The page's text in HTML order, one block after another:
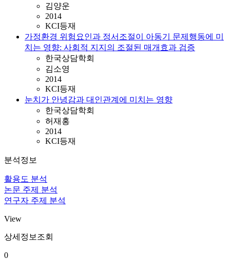
김양운
2014
KCI등재
가정환경 위험요인과 정서조절이 아동기 문제행동에 미
치는 영향: 사회적 지지의 조절된 매개효과 검증
한국상담학회
김소영
2014
KCI등재
눈치가 안녕감과 대인관계에 미치는 영향
한국상담학회
허재홍
2014
KCI등재
분석정보
활용도 분석
논문 주제 분석
연구자 주제 분석
View
상세정보조회
0